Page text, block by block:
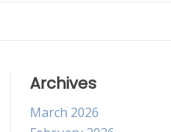
Archives
March 2026